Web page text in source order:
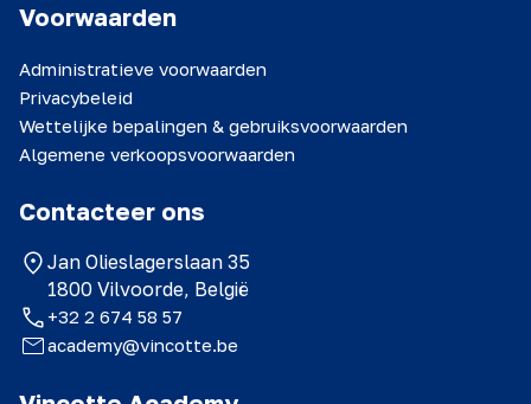
Voorwaarden
Administratieve voorwaarden
Privacybeleid
Wettelijke bepalingen & gebruiksvoorwaarden
Algemene verkoopsvoorwaarden
Contacteer ons
Jan Olieslagerslaan 35
1800 Vilvoorde, België
+32 2 674 58 57
academy@vincotte.be